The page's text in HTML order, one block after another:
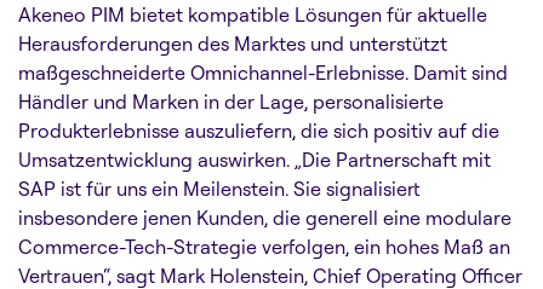
Akeneo PIM bietet kompatible Lösungen für aktuelle
Herausforderungen des Marktes und unterstützt
maßgeschneiderte Omnichannel-Erlebnisse. Damit sind
Händler und Marken in der Lage, personalisierte
Produkterlebnisse auszuliefern, die sich positiv auf die
Umsatzentwicklung auswirken. „Die Partnerschaft mit
SAP ist für uns ein Meilenstein. Sie signalisiert
insbesondere jenen Kunden, die generell eine modulare
Commerce-Tech-Strategie verfolgen, ein hohes Maß an
Vertrauen“, sagt Mark Holenstein, Chief Operating Officer